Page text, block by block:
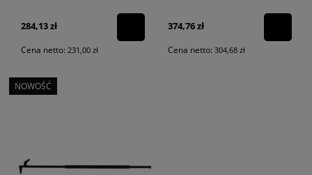
284,13 zł
Cena netto: 231,00 zł
374,76 zł
Cena netto: 304,68 zł
NOWOŚĆ